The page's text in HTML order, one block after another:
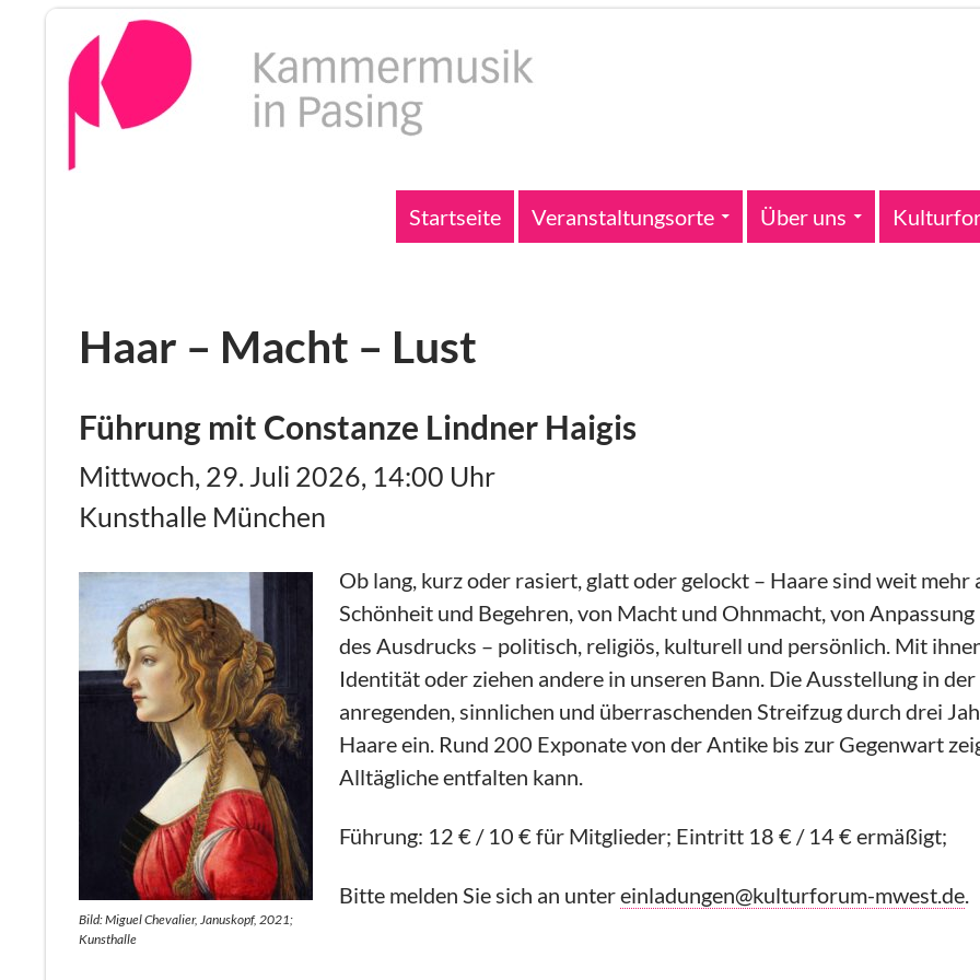
Startseite Veranstaltungsorte Über uns
Haar – Macht – Lust
Führung mit Constanze Lindner Haigis
Mittwoch, 29. Juli 2026, 14:00 Uhr
Kunsthalle München
Bild: Miguel Chevalier, Januskopf, 2021;
Kunsthalle
Ob lang, kurz oder rasiert, glatt oder gelockt – Haare sind weit mehr
Schönheit und Begehren, von Macht und Ohnmacht, von
des Ausdrucks – politisch, religiös, kulturell und persönlich. Mit
Identität oder ziehen andere in unseren Bann. Die Ausstellung in
anregenden, sinnlichen und überraschenden Streifzug durch drei
Haare ein. Rund 200 Exponate von der Antike bis zur Gegenwart
Alltägliche entfalten kann.
Führung: 12 € / 10 € für Mitglieder; Eintritt 18 € / 14 € ermäßigt;
Bitte melden Sie sich an untereinladungen@kulturforum-mwest.de.